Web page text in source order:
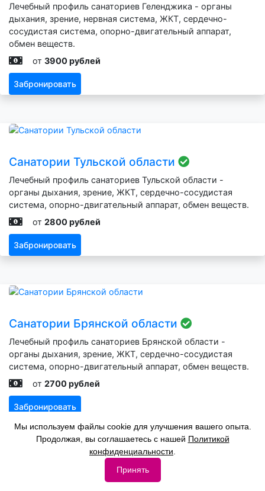
Лечебный профиль санаториев Геленджика - органы
дыхания, зрение, нервная система, ЖКТ, сердечно-
сосудистая система, опорно-двигательный аппарат,
обмен веществ.
от 3900 рублей
Забронировать
Санатории Тульской области
Лечебный профиль санаториев Тульской области -
органы дыхания, зрение, ЖКТ, сердечно-сосудистая
система, опорно-двигательный аппарат, обмен веществ.
от 2800 рублей
Забронировать
Санатории Брянской области
Лечебный профиль санаториев Брянской области -
органы дыхания, зрение, ЖКТ, сердечно-сосудистая
система, опорно-двигательный аппарат, обмен веществ.
от 2700 рублей
Забронировать
Санатории Мурманской области
Мы используем файлы cookie для улучшения вашего опыта.
Продолжая, вы соглашаетесь с нашей Политикой
конфиденциальности
Принять